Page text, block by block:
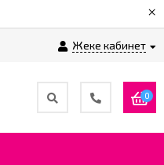
×
Жеке кабинет
0